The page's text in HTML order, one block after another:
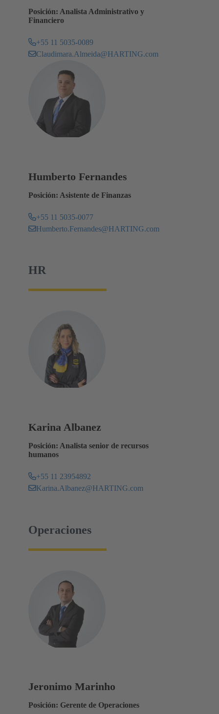
Posición: Analista Administrativo y
Financiero
+55 11 5035-0089
Claudimara.Almeida@HARTING.com
Humberto Fernandes
Posición: Asistente de Finanzas
+55 11 5035-0077
Humberto.Fernandes@HARTING.com
HR
Karina Albanez
Posición: Analista senior de recursos
humanos
+55 11 23954892
Karina.Albanez@HARTING.com
Operaciones
Jeronimo Marinho
Posición: Gerente de Operaciones